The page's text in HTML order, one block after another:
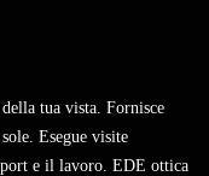
tua vista. Fornisce
Esegue visite
e il lavoro. EDE ottica